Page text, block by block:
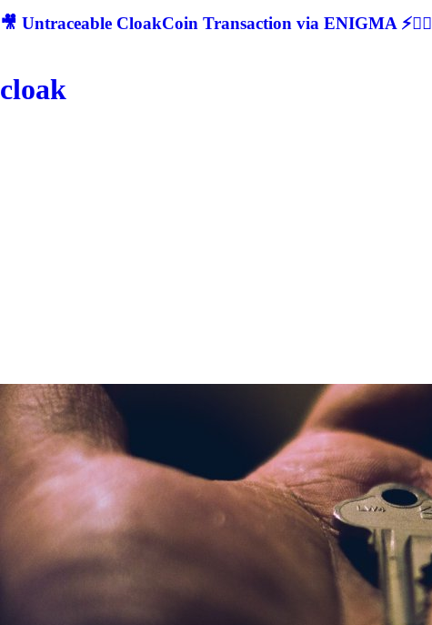
🎥 Untraceable CloakCoin Transaction via ENIGMA ⚡🕵‍♂
cloak